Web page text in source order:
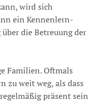
wird sich
ein Kennenlern-
die Betreuung der
Familien. Oftmals
zu weit weg, als dass
präsent sein